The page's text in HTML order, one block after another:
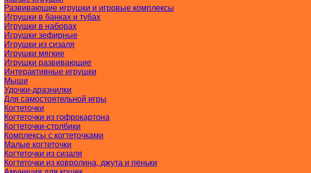
Развивающие игрушки и игровые комплексы
Игрушки в банках и тубах
Игрушки в наборах
Игрушки зефирные
Игрушки из сизаля
Игрушки мягкие
Игрушки развивающие
Интерактивные игрушки
Мыши
Удочки-дразнилки
Для самостоятельной игры
Когтеточки
Когтеточки из гофрокартона
Когтеточки-столбики
Комплексы с когтеточками
Малые когтеточки
Когтеточки из сизаля
Когтеточки из ковролина, джута и пеньки